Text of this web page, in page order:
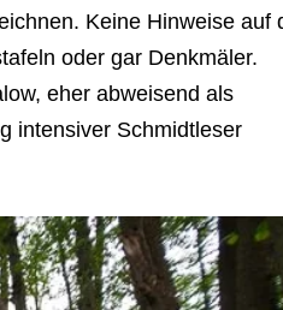
Keine Hinweise auf
oder gar Denkmäler.
eher abweisend als
intensiver Schmidtleser